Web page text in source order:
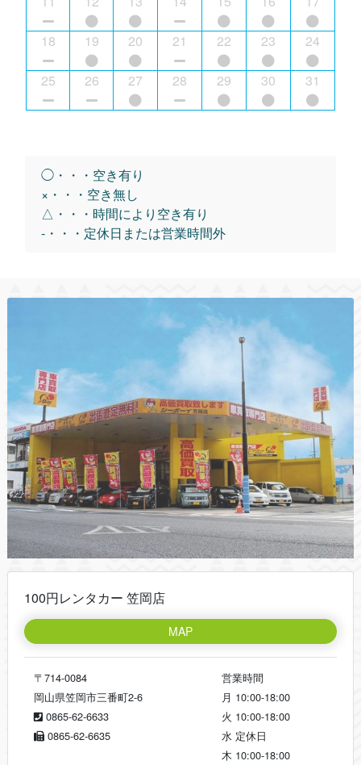
18 19 20 21 22 23 24
25 26 27 28 29 30 31
◯・・・空き有り
×・・・空き無し
△・・・時間により空き有り
-・・・定休日または営業時間外
100円レンタカー 笠岡店
MAP
〒714-0084
岡山県笠岡市三番町2-6
0865-62-6633
0865-62-6635
営業時間
月 10:00-18:00
火 10:00-18:00
水 定休日
木 10:00-18:00